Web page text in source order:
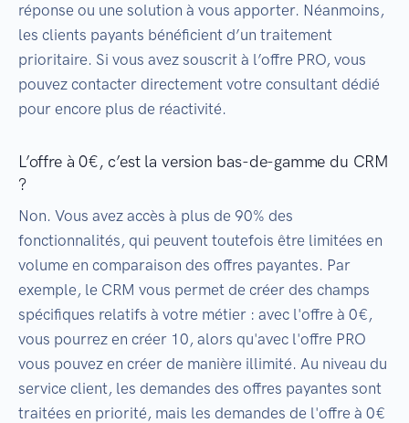
réponse ou une solution à vous apporter. Néanmoins,
les clients payants bénéficient d’un traitement
prioritaire. Si vous avez souscrit à l’offre PRO, vous
pouvez contacter directement votre consultant dédié
pour encore plus de réactivité.
L’offre à 0€, c’est la version bas-de-gamme du CRM
?
Non. Vous avez accès à plus de 90% des
fonctionnalités, qui peuvent toutefois être limitées en
volume en comparaison des offres payantes. Par
exemple, le CRM vous permet de créer des champs
spécifiques relatifs à votre métier : avec l'offre à 0€,
vous pourrez en créer 10, alors qu'avec l'offre PRO
vous pouvez en créer de manière illimité. Au niveau du
service client, les demandes des offres payantes sont
traitées en priorité, mais les demandes de l'offre à 0€